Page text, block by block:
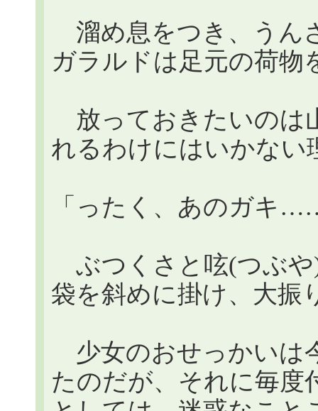
溜め息をつき、うん
ガラルドは足元の荷物
放っておきたいのは
れるわけにはいかない
「ったく、あのガキ
ぶつくさと呟(つぶや
袋を斜めに掛け、大振
少女のおせっかいは
たのだが、それに毎度